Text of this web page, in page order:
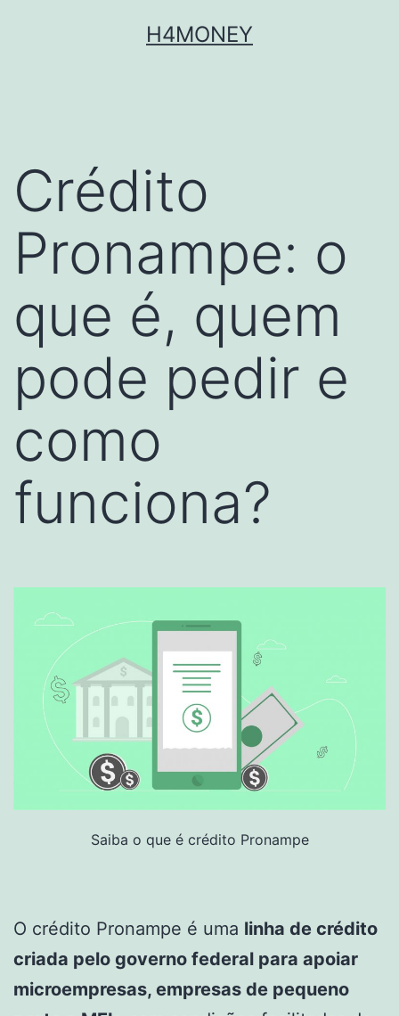
H4MONEY
Crédito
Pronampe: o
que é, quem
pode pedir e
como
funciona?
Saiba o que é crédito Pronampe
O crédito Pronampe é uma linha de crédito
criada pelo governo federal para apoiar
microempresas, empresas de pequeno